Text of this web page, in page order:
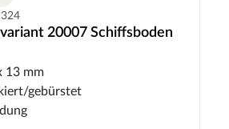
20007 Schiffsboden
13 mm
gebürstet